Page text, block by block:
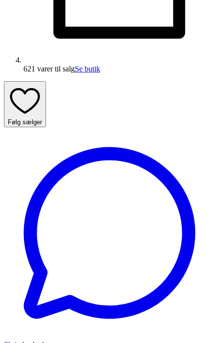
621 varertil salgSe butik
Følg sælger